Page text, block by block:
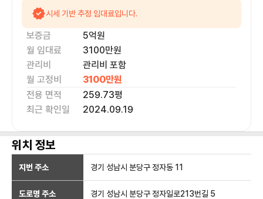
시세 기반 추정 임대료입니다.
보증금 5억원
월 임대료
3100만원
관리비
관리비 포함
월 고정비
3100만원
전용 면적
259.73평
최근 확인일
2024.09.19
위치 정보
지번 주소 경기 성남시 분당구 정자동 11
도로명 주소 경기 성남시 분당구 정자일로213번길 5